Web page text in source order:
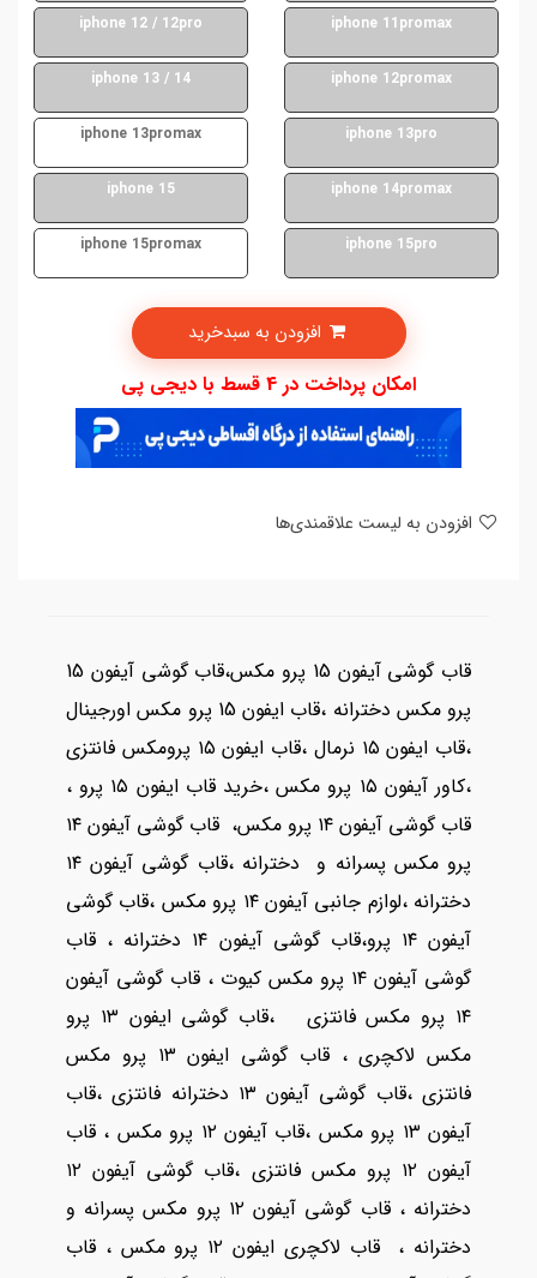
iphone 11promax
iphone 12 / 12pro
iphone 12promax
iphone 13 / 14
iphone 13pro
iphone 13promax
iphone 14promax
iphone 15
iphone 15pro
iphone 15promax
امکان پرداخت در 4 قسط با دیجی پی
قاب گوشی آیفون 15 پرو مکس،قاب گوشی آیفون 15
پرو مکس دخترانه ،قاب ایفون 15 پرو مکس اورجینال
،قاب ایفون ۱۵ نرمال ،قاب ایفون ۱۵ پرومکس فانتزی
،کاور آیفون ۱۵ پرو مکس ،خرید قاب ایفون ۱۵ پرو ،
قاب گوشی آیفون ۱۴ پرو مکس، قاب گوشی آیفون ۱۴
پرو مکس پسرانه و دخترانه ،قاب گوشی آیفون ۱۴
دخترانه ،لوازم جانبی آیفون ۱۴ پرو مکس ،قاب گوشی
آیفون ۱۴ پرو،قاب گوشی آیفون ۱۴ دخترانه ، قاب
گوشی آیفون ۱۴ پرو مکس کیوت ، قاب گوشی آیفون
۱۴ پرو مکس فانتزی ،قاب گوشی ایفون ۱۳ پرو
مکس لاکچری ، قاب گوشی ایفون ۱۳ پرو مکس
فانتزی ،قاب گوشی آیفون ۱۳ دخترانه فانتزی ،قاب
آیفون ۱۳ پرو مکس ،قاب آیفون ۱۲ پرو مکس ، قاب
آیفون ۱۲ پرو مکس فانتزی ،قاب گوشی آیفون ۱۲
دخترانه ، قاب گوشی آیفون ۱۲ پرو مکس پسرانه و
دخترانه ، قاب لاکچری ایفون ۱۲ پرو مکس ، قاب